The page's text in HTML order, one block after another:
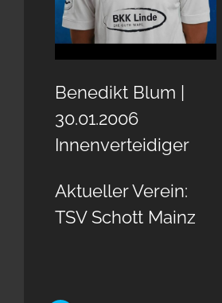
Benedikt Blum |
30.01.2006
Innenverteidiger
Aktueller Verein:
TSV Schott Mainz